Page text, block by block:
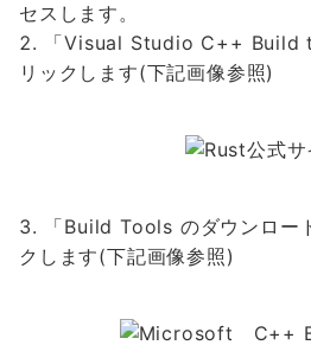
セスします。
「Visual Studio C++ Build
リックします(下記画像参照)
「Build Tools のダウンロー
クします(下記画像参照)